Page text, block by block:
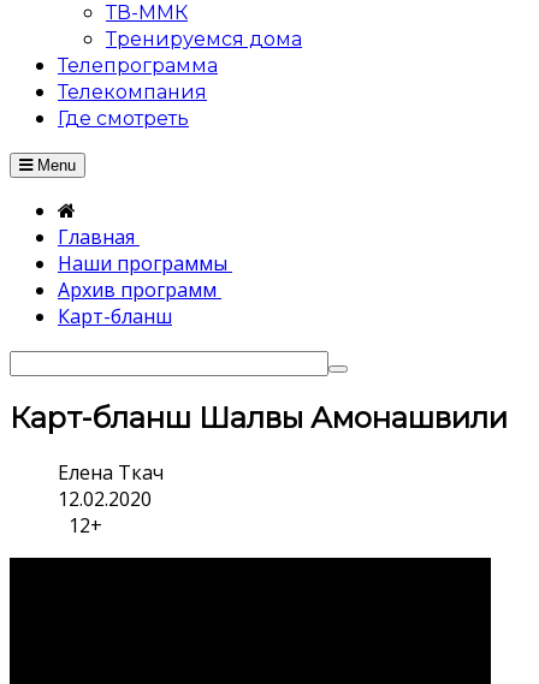
ТВ-ММК
Тренируемся дома
Телепрограмма
Телекомпания
Где смотреть
Menu
Главная
Наши программы
Архив программ
Карт-бланш
Карт-бланш Шалвы Амонашвили
Елена Ткач
12.02.2020
12+